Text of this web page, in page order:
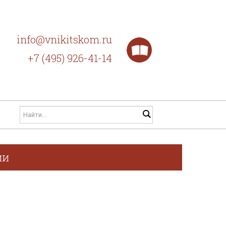
info@vnikitskom.ru
+7 (495) 926-41-14